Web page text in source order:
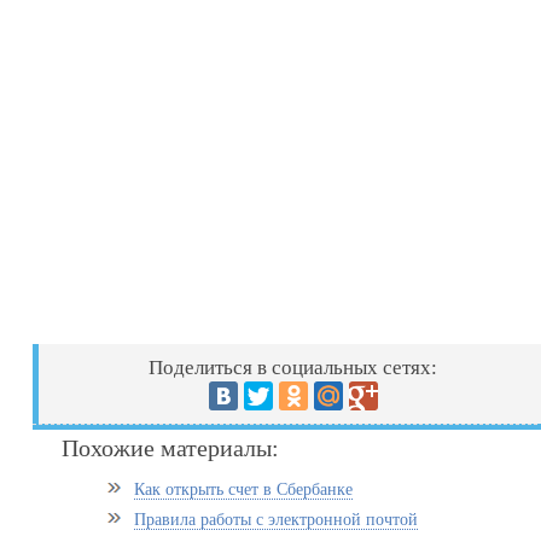
Поделиться в социальных сетях:
Похожие материалы:
Как открыть счет в Сбербанке
Правила работы с электронной почтой